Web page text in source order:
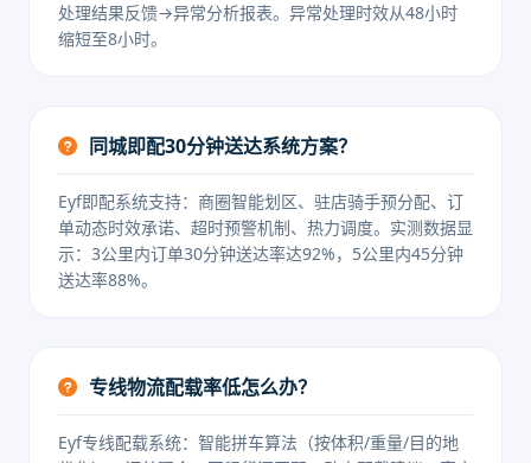
处理结果反馈→异常分析报表。异常处理时效从48小时
缩短至8小时。
同城即配30分钟送达系统方案？
Eyf即配系统支持：商圈智能划区、驻店骑手预分配、订
单动态时效承诺、超时预警机制、热力调度。实测数据显
示：3公里内订单30分钟送达率达92%，5公里内45分钟
送达率88%。
专线物流配载率低怎么办？
Eyf专线配载系统：智能拼车算法（按体积/重量/目的地